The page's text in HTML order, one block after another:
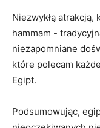
Niezwykłą atrakcją,‍
hammam ⁤-
niezapomniane
które polecam
Egipt.
Podsumowując,